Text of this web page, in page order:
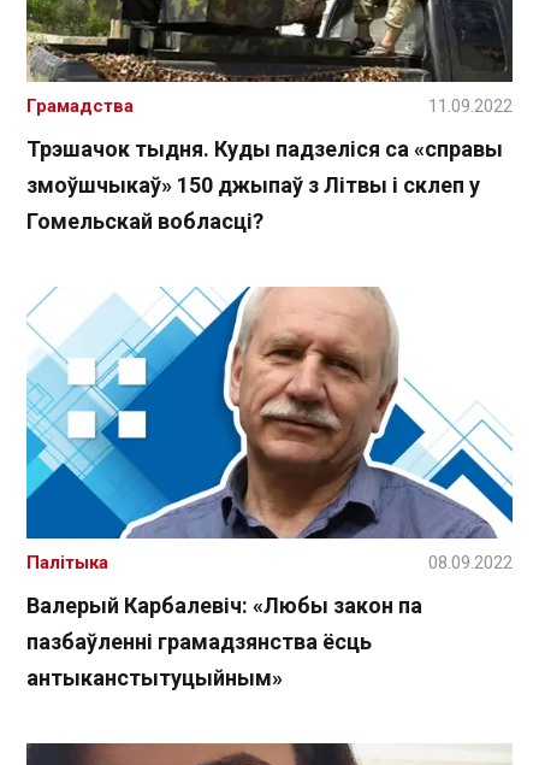
Трэшачок тыдня. Куды падзеліся са «справы
змоўшчыкаў» 150 джыпаў з Літвы і склеп у
Гомельскай вобласці?
Грамадства 11.09.2022
Валерый Карбалевіч: «Любы закон па
пазбаўленні грамадзянства ёсць
антыканстытуцыйным»
Палітыка 08.09.2022